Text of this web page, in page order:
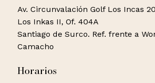
Av. Circunvalación Golf Los Incas
Los Inkas II, Of. 404A
Santiago de Surco. Ref. frente a
Camacho
Horarios